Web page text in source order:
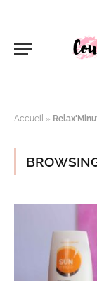
Accueil »